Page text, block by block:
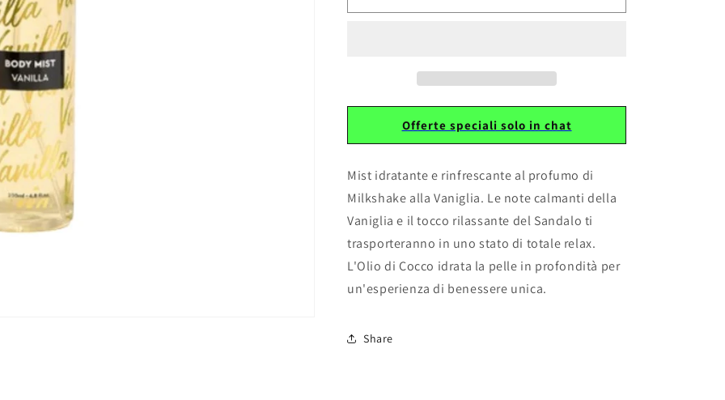
CORPO
CORPO
Offerte speciali solo in chat
Mist idratante e rinfrescante al profumo di
Milkshake alla Vaniglia. Le note calmanti della
Vaniglia e il tocco rilassante del Sandalo ti
trasporteranno in uno stato di totale relax.
L'Olio di Cocco idrata la pelle in profondità per
un'esperienza di benessere unica.
Share